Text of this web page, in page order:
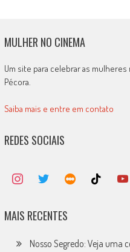
MULHER NO CINEMA
Um site para celebrar as
Pécora.
Saiba mais e entre em contato
REDES SOCIAIS
MAIS RECENTES
Nosso Segredo: Veja uma